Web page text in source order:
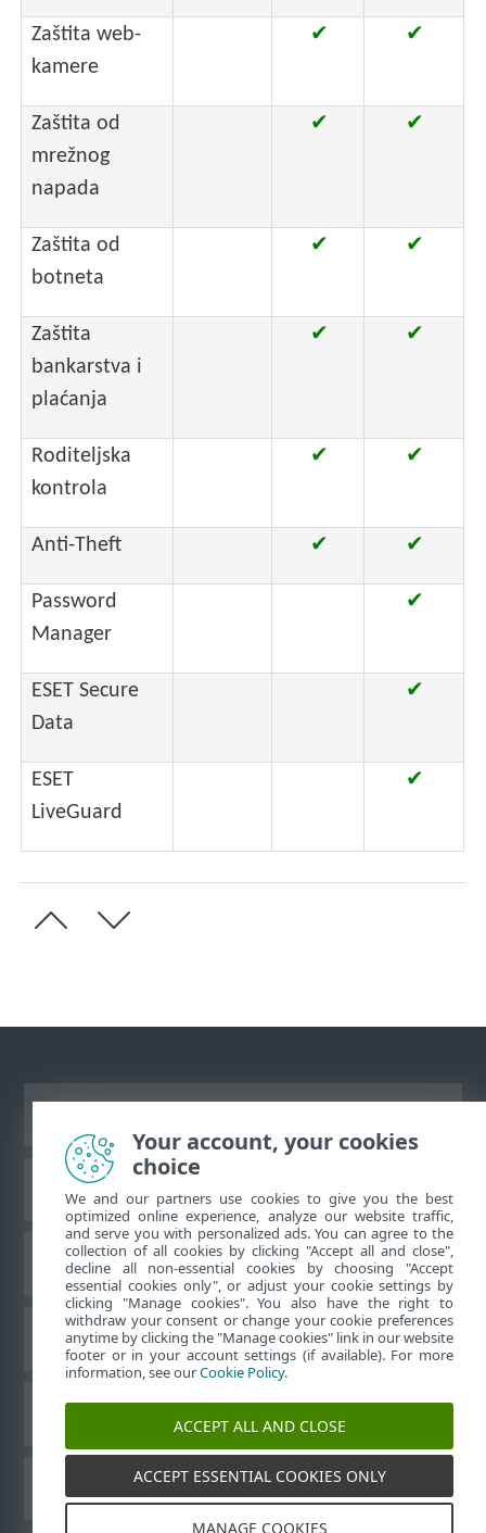
Zaštita web-
kamere
✔ ✔
Zaštita od
mrežnog
napada
✔ ✔
Zaštita od
botneta
✔ ✔
Zaštita
bankarstva i
plaćanja
✔ ✔
Roditeljska
kontrola
✔ ✔
Anti-Theft ✔ ✔
Password
Manager
✔
ESET Secure
Data
✔
ESET
LiveGuard
✔
ESET-ova baza znanja
ESET-ov forum
Regionalna podrška
Drugi proizvodi tvrtke ESET
Your account, your cookies
choice
We and our partners use cookies to give you the best
optimized online experience, analyze our website traffic,
and serve you with personalized ads. You can agree to the
collection of all cookies by clicking "Accept all and close",
decline all non-essential cookies by choosing "Accept
essential cookies only", or adjust your cookie settings by
clicking "Manage cookies". You also have the right to
withdraw your consent or change your cookie preferences
anytime by clicking the "Manage cookies" link in our website
footer or in your account settings (if available). For more
information, see ourCookie Policy.
ACCEPT ALL AND CLOSE
ACCEPT ESSENTIAL COOKIES ONLY
MANAGE COOKIES